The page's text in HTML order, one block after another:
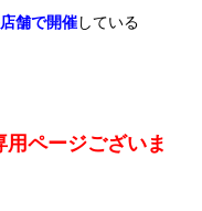
舗で開催 している
ページございま